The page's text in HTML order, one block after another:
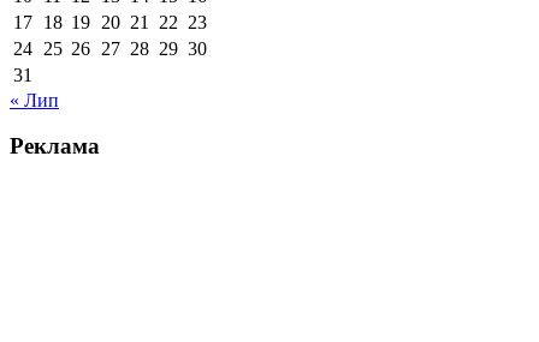
17 18 19 20 21 22 23
24 25 26 27 28 29 30
31
« Лип
Реклама